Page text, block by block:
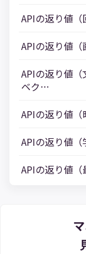
APIの返り値（
APIの返り値（
APIの返り値
ベク…
APIの返り値（
APIの返り値（
APIの返り値（